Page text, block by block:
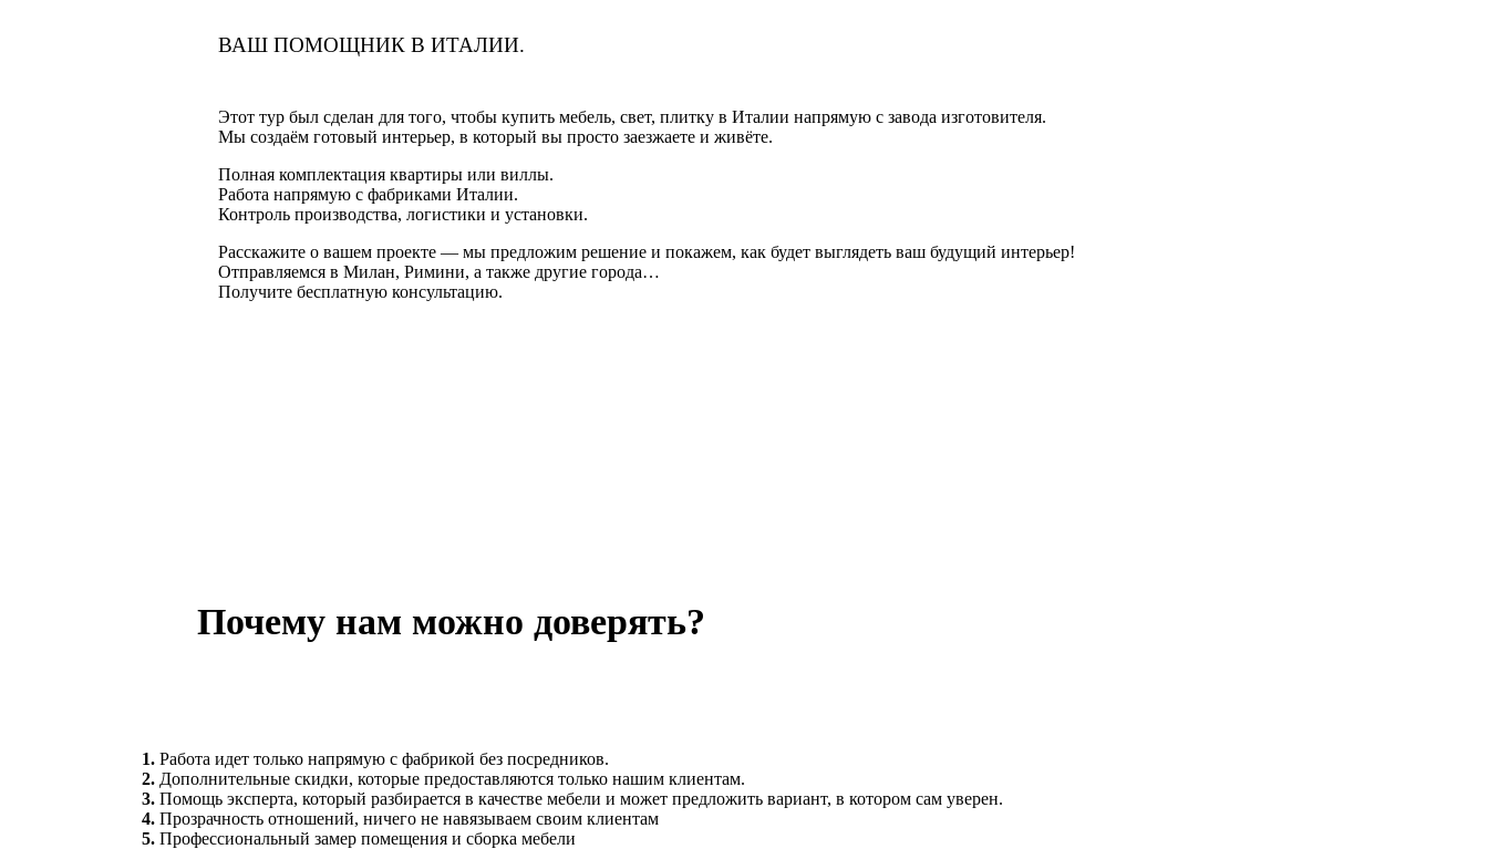
ВАШ ПОМОЩНИК В ИТАЛИИ.
Этот тур был сделан для того, чтобы купить мебель, свет, плитку в Италии напрямую с завода изготовителя.
Мы создаём готовый интерьер, в который вы просто заезжаете и живёте.
Полная комплектация квартиры или виллы.
Работа напрямую с фабриками Италии.
Контроль производства, логистики и установки.
Расскажите о вашем проекте — мы предложим решение и покажем, как будет выглядеть ваш будущий интерьер!
Отправляемся в Милан, Римини, а также другие города…
Получите бесплатную консультацию.
Почему нам можно доверять?
1. Работа идет только напрямую с фабрикой без посредников.
2. Дополнительные скидки, которые предоставляются только нашим клиентам.
3. Помощь эксперта, который разбирается в качестве мебели и может предложить вариант, в котором сам уверен.
4. Прозрачность отношений, ничего не навязываем своим клиентам
5. Профессиональный замер помещения и сборка мебели